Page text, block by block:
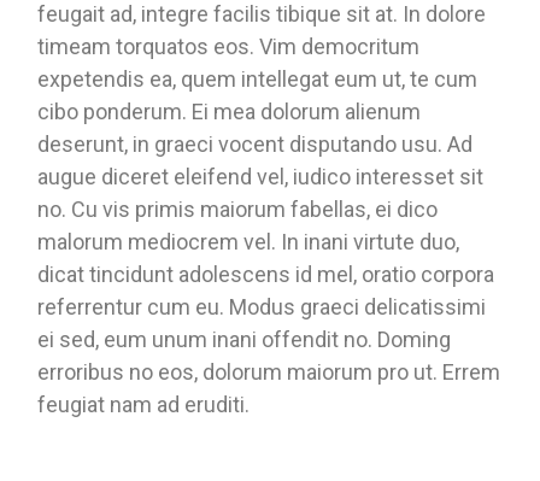
feugait ad, integre facilis tibique sit at. In dolore
timeam torquatos eos. Vim democritum
expetendis ea, quem intellegat eum ut, te cum
cibo ponderum. Ei mea dolorum alienum
deserunt, in graeci vocent disputando usu. Ad
augue diceret eleifend vel, iudico interesset sit
no. Cu vis primis maiorum fabellas, ei dico
malorum mediocrem vel. In inani virtute duo,
dicat tincidunt adolescens id mel, oratio corpora
referrentur cum eu. Modus graeci delicatissimi
ei sed, eum unum inani offendit no. Doming
erroribus no eos, dolorum maiorum pro ut. Errem
feugiat nam ad eruditi.